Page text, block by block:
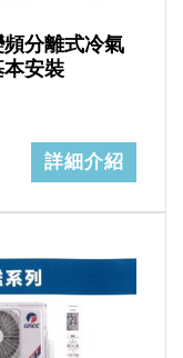
分離式冷氣
安裝
詳細介紹